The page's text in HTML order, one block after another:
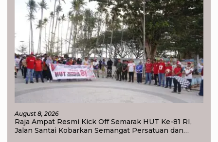
August 8, 2026
Raja Ampat Resmi Kick Off Semarak HUT Ke-81 RI,
Jalan Santai Kobarkan Semangat Persatuan dan